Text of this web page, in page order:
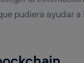
pudiera ayudar